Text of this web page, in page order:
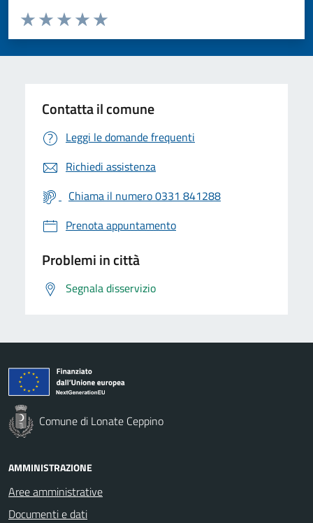
Valuta da 1 a 5 stelle la pagina
Valuta 5 stelle su 5
Valuta 4 stelle su 5
Valuta 3 stelle su 5
Valuta 2 stelle su 5
Valuta 1 stelle su 5
Contatta il comune
Leggi le domande frequenti
Richiedi assistenza
Chiama il numero 0331 841288
Prenota appuntamento
Problemi in città
Segnala disservizio
Comune di Lonate Ceppino
AMMINISTRAZIONE
Aree amministrative
Documenti e dati